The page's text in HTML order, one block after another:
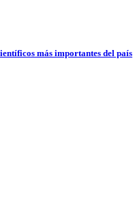
más importantes del país